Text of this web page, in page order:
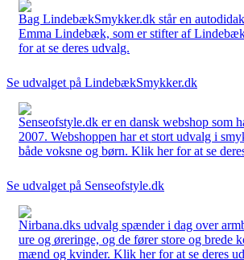
Bag LindebækSmykker.dk står en
Emma Lindebæk, som er stifter af
for at se deres udvalg.
Se udvalget på LindebækSmykker.dk
Senseofstyle.dk er en dansk webshop som
2007. Webshoppen har et stort udvalg i
både voksne og børn. Klik her for at se
Se udvalget på Senseofstyle.dk
Nirbana.dks udvalg spænder i dag over
ure og øreringe, og de fører store og brede
mænd og kvinder. Klik her for at se deres